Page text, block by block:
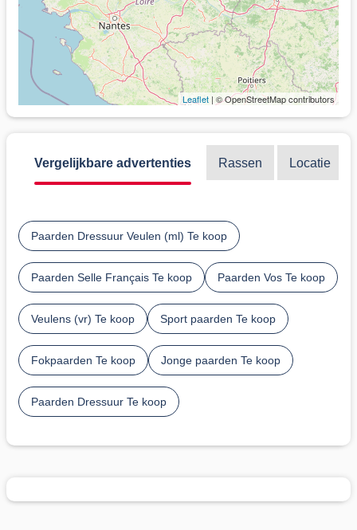
Leaflet | © OpenStreetMap contributors
Vergelijkbare advertenties Rassen Locatie
Paarden Dressuur Veulen (ml) Te koop
Paarden Selle Français Te koop Paarden Vos Te koop
Veulens (vr) Te koop Sport paarden Te koop
Fokpaarden Te koop Jonge paarden Te koop
Paarden Dressuur Te koop